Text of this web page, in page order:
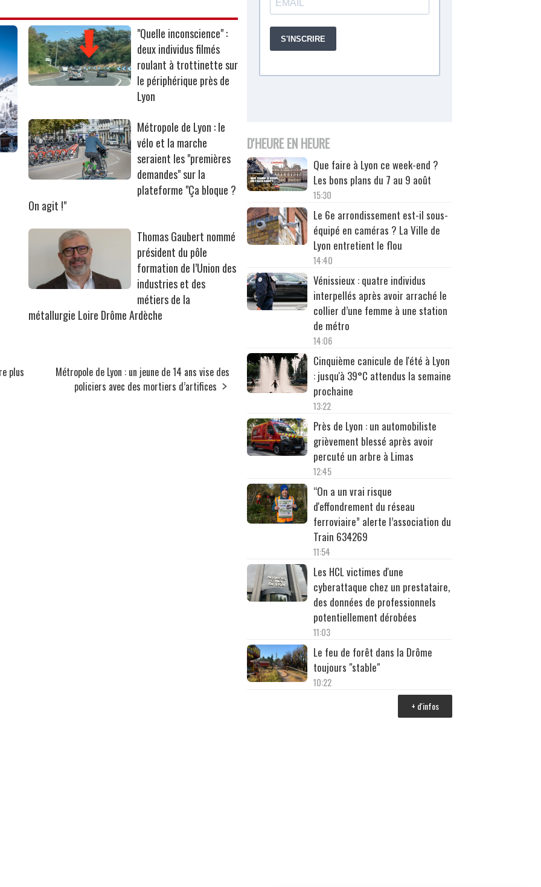
"Quelle inconscience" :
deux individus filmés
roulant à trottinette sur
le périphérique près de
Lyon
Métropole de Lyon : le
vélo et la marche
seraient les "premières
demandes" sur la
plateforme "Ça bloque ?
On agit !"
Thomas Gaubert nommé
président du pôle
formation de l’Union des
industries et des
métiers de la
métallurgie Loire Drôme Ardèche
plus
Métropole de Lyon : un jeune de 14 ans vise des
policiers avec des mortiers d’artifices
D'HEURE EN HEURE
Que faire à Lyon ce week-end ?
Les bons plans du 7 au 9 août
15:30
Le 6e arrondissement est-il sous-
équipé en caméras ? La Ville de
Lyon entretient le flou
14:40
Vénissieux : quatre individus
interpellés après avoir arraché le
collier d’une femme à une station
de métro
14:06
Cinquième canicule de l'été à Lyon
: jusqu'à 39°C attendus la semaine
prochaine
13:22
Près de Lyon : un automobiliste
grièvement blessé après avoir
percuté un arbre à Limas
12:45
“On a un vrai risque
d'effondrement du réseau
ferroviaire” alerte l’association du
Train 634269
11:54
Les HCL victimes d'une
cyberattaque chez un prestataire,
des données de professionnels
potentiellement dérobées
11:03
Le feu de forêt dans la Drôme
toujours "stable"
10:22
+ d'infos